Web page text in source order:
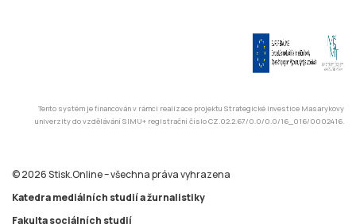
Tento systém je financován v rámci realizace projektu Strategické investice Masarykovy
univerzity do vzdělávání SIMU+ registrační číslo CZ.02.2.67/0.0/0.0/16_016/0002416.
© 2026 Stisk.Online – všechna práva vyhrazena
Katedra mediálních studií a žurnalistiky
Fakulta sociálních studií